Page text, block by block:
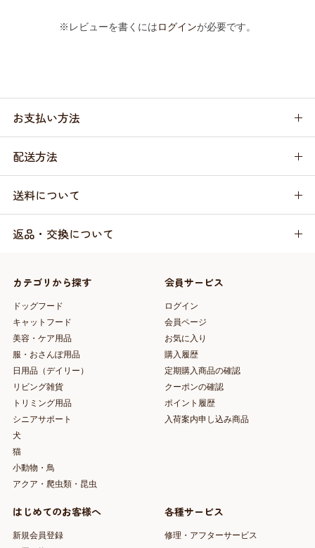
※レビューを書くにはログインが必要です。
お支払い方法
配送方法
送料について
返品・交換について
カテゴリから探す
ドッグフード
キャットフード
美容・ケア用品
服・おさんぽ用品
日用品（デイリー）
リビング雑貨
トリミング用品
シニアサポート
犬
猫
小動物・鳥
アクア・爬虫類・昆虫
会員サービス
ログイン
会員ページ
お気に入り
購入履歴
定期購入商品の確認
クーポンの確認
ポイント履歴
入荷案内申し込み商品
はじめてのお客様へ
新規会員登録
各種サービス
修理・アフターサービス